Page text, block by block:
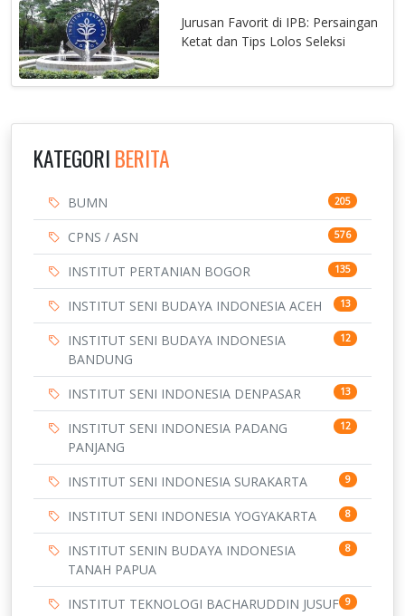
Jurusan Favorit di IPB: Persaingan
Ketat dan Tips Lolos Seleksi
KATEGORI BERITA
BUMN 205
CPNS / ASN 576
INSTITUT PERTANIAN BOGOR 135
INSTITUT SENI BUDAYA INDONESIA ACEH 13
INSTITUT SENI BUDAYA INDONESIA
BANDUNG
12
INSTITUT SENI INDONESIA DENPASAR 13
INSTITUT SENI INDONESIA PADANG
PANJANG
12
INSTITUT SENI INDONESIA SURAKARTA 9
INSTITUT SENI INDONESIA YOGYAKARTA 8
INSTITUT SENIN BUDAYA INDONESIA
TANAH PAPUA
8
INSTITUT TEKNOLOGI BACHARUDDIN JUSUF 9